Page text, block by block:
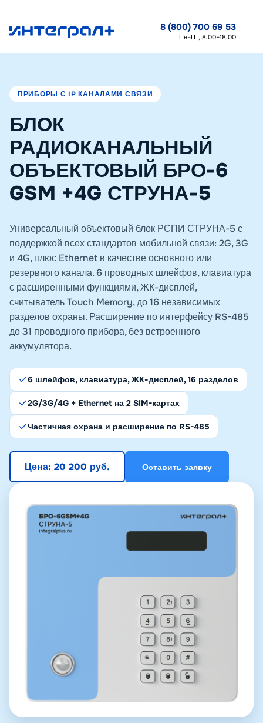
8 (800) 700 69 53
Пн–Пт, 8:00–18:00
ПРИБОРЫ С IP КАНАЛАМИ СВЯЗИ
БЛОК
РАДИОКАНАЛЬНЫЙ
ОБЪЕКТОВЫЙ БРО-6
GSM +4G СТРУНА-5
Универсальный объектовый блок РСПИ СТРУНА-5 с
поддержкой всех стандартов мобильной связи: 2G, 3G
и 4G, плюс Ethernet в качестве основного или
резервного канала. 6 проводных шлейфов, клавиатура
с расширенными функциями, ЖК-дисплей,
считыватель Touch Memory, до 16 независимых
разделов охраны. Расширение по интерфейсу RS-485
до 31 проводного прибора, без встроенного
аккумулятора.
6 шлейфов, клавиатура, ЖК-дисплей, 16 разделов
2G/3G/4G + Ethernet на 2 SIM-картах
Частичная охрана и расширение по RS-485
Цена: 20 200 руб. Оставить заявку